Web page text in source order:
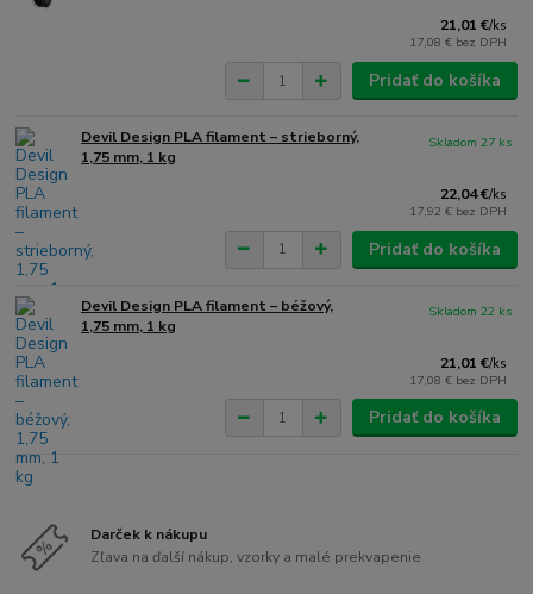
21,01 €/ks
17,08 € bez DPH
Pridať do košíka
Devil Design PLA filament – strieborný,
1,75 mm, 1 kg
22,04 €/ks
17,92 € bez DPH
Skladom 27 ks
Pridať do košíka
Devil Design PLA filament – béžový,
1,75 mm, 1 kg
21,01 €/ks
17,08 € bez DPH
Skladom 22 ks
Pridať do košíka
Darček k nákupu
Zľava na ďalší nákup, vzorky a malé prekvapenie